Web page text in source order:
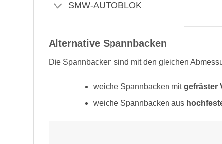
SMW-AUTOBLOK
Alternative Spannbacken
Die Spannbacken sind mit den gleichen
weiche Spannbacken mitgefräster
weiche Spannbacken aus